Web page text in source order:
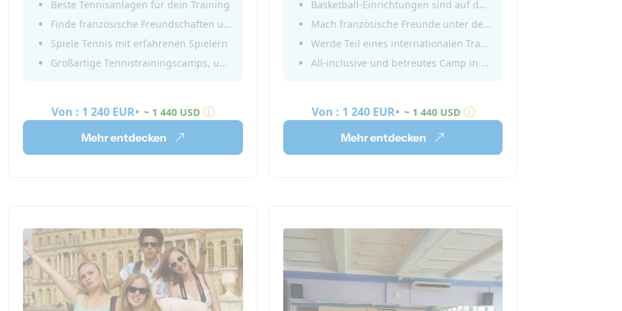
Jugendlichen, während du an Sitzungen
und lustigen Aktivitäten teilnimmst.
Buche einen Sommer in unserer
Tennisakademie in Frankreich!
Beste Tennisanlagen für dein Training
Finde französische Freundschaften und verbessere deine Französischkenntnisse
Spiele Tennis mit erfahrenen Spielern
Großartige Tennistrainingscamps, um deine Fähigkeiten zu verbessern
Von : 1 240 EUR ~ 1 440 USD
Mehr entdecken
dein Französisch zu verbessern und
dabei eine tolle Zeit mit neuen Freunden
zu verbringen, während du deinen
Lieblingssport ausübst!
Frankreich 2026!
Basketball-Einrichtungen sind auf dem Campus vorhanden
Mach französische Freunde unter den Basketballspielern
Werde Teil eines internationalen Traumteams!
All-inclusive und betreutes Camp in Vichy
Von : 1 240 EUR ~ 1 440 USD
Mehr entdecken